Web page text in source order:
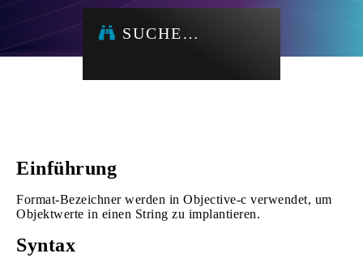
SUCHE…
Einführung
Format-Bezeichner werden in Objective-c verwendet, um
Objektwerte in einen String zu implantieren.
Syntax